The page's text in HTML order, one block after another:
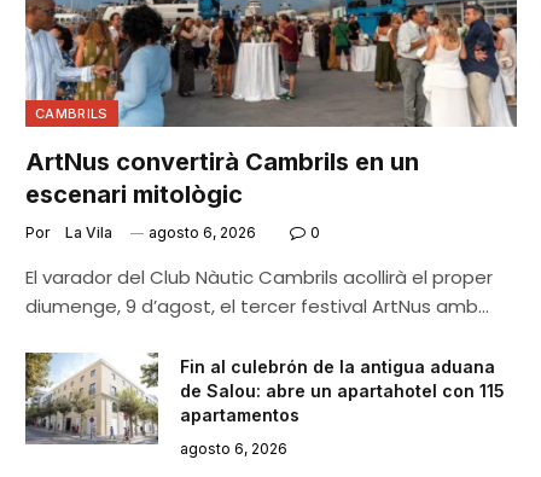
CAMBRILS
ArtNus convertirà Cambrils en un
escenari mitològic
Por La Vila agosto 6, 2026 0
El varador del Club Nàutic Cambrils acollirà el proper
diumenge, 9 d’agost, el tercer festival ArtNus amb…
Fin al culebrón de la antigua aduana
de Salou: abre un apartahotel con 115
apartamentos
agosto 6, 2026